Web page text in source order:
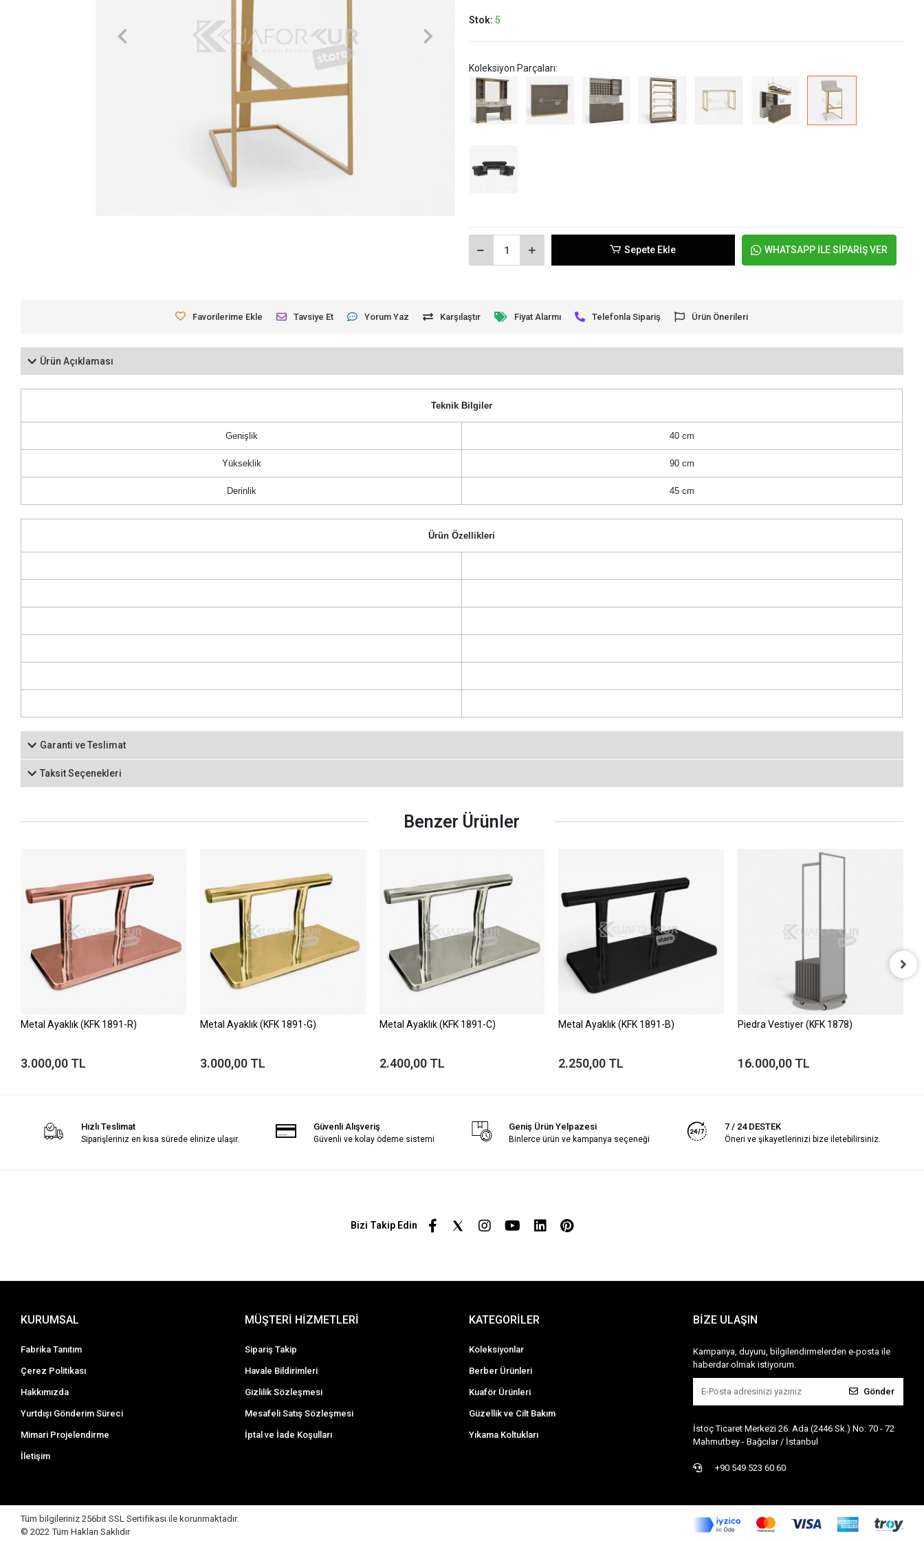
Stok: 5
Koleksiyon Parçaları:
Sepete Ekle WHATSAPP İLE SİPARİŞ VER
Favorilerime Ekle Tavsiye Et Yorum Yaz Karşılaştır Fiyat Alarmı Telefonla Sipariş Ürün Önerileri
Ürün Açıklaması
Teknik Bilgiler
Genişlik 40 cm
Yükseklik 90 cm
Derinlik 45 cm
Ürün Özellikleri
Garanti ve Teslimat
Taksit Seçenekleri
Benzer Ürünler
Metal Ayaklık (KFK 1891-R)
3.000,00 TL
Metal Ayaklık (KFK 1891-G)
3.000,00 TL
Metal Ayaklık (KFK 1891-C)
2.400,00 TL
Metal Ayaklık (KFK 1891-B)
2.250,00 TL
Piedra Vestiyer (KFK 1878)
16.000,00 TL
Hızlı Teslimat
Siparişleriniz en kısa sürede elinize ulaşır.
Güvenli Alışveriş
Güvenli ve kolay ödeme sistemi
Geniş Ürün Yelpazesi
Binlerce ürün ve kampanya seçeneği
7 / 24 DESTEK
Öneri ve şikayetlerinizi bize iletebilirsiniz.
Bizi Takip Edin
KURUMSAL
Fabrika Tanıtım
Çerez Politikası
Hakkımızda
Yurtdışı Gönderim Süreci
Mimari Projelendirme
İletişim
MÜŞTERİ HİZMETLERİ
Sipariş Takip
Havale Bildirimleri
Gizlilik Sözleşmesi
Mesafeli Satış Sözleşmesi
İptal ve İade Koşulları
KATEGORİLER
Koleksiyonlar
Berber Ürünleri
Kuaför Ürünleri
Güzellik ve Cilt Bakım
Yıkama Koltukları
BİZE ULAŞIN
Kampanya, duyuru, bilgilendirmelerden e-posta ile
haberdar olmak istiyorum.
Gönder
İstoç Ticaret Merkezi 26. Ada (2446 Sk.) No: 70 - 72
Mahmutbey - Bağcılar / İstanbul
+90 549 523 60 60
Tüm bilgileriniz 256bit SSL Sertifikası ile korunmaktadır.
© 2022 Tüm Hakları Saklıdır